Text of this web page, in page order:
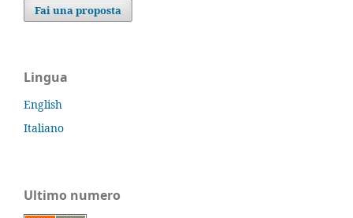
Fai una proposta
Lingua
English
Italiano
Ultimo numero